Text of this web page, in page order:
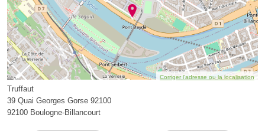
Corriger l’adresse ou la localisation
Truffaut
39 Quai Georges Gorse 92100
92100 Boulogne-Billancourt